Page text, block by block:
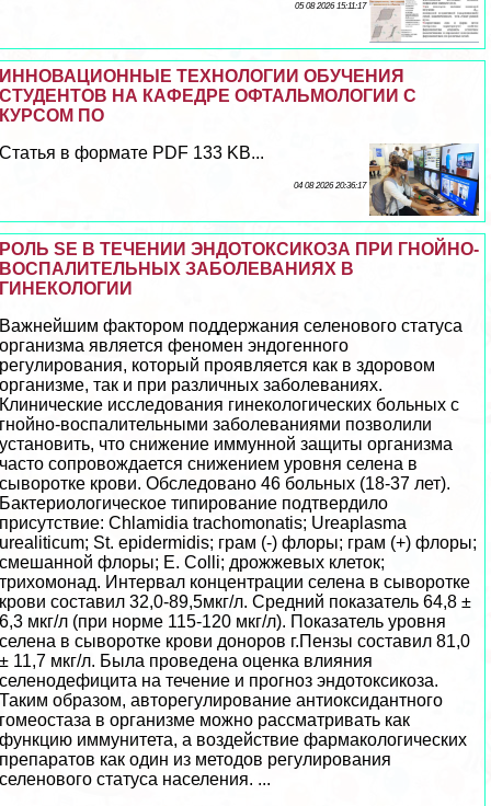
05 08 2026 15:11:17
ИННОВАЦИОННЫЕ ТЕХНОЛОГИИ ОБУЧЕНИЯ
СТУДЕНТОВ НА КАФЕДРЕ ОФТАЛЬМОЛОГИИ С
КУРСОМ ПО
Статья в формате PDF 133 KB...
04 08 2026 20:36:17
РОЛЬ SE В ТЕЧЕНИИ ЭНДОТОКСИКОЗА ПРИ ГНОЙНО-
ВОСПАЛИТЕЛЬНЫХ ЗАБОЛЕВАНИЯХ В
ГИНЕКОЛОГИИ
Важнейшим фактором поддержания селенового статуса
организма является феномен эндогенного
регулирования, который проявляется как в здоровом
организме, так и при различных заболеваниях.
Клинические исследования гинекологических больных с
гнойно-воспалительными заболеваниями позволили
установить, что снижение иммунной защиты организма
часто сопровождается снижением уровня селена в
сыворотке крови. Обследовано 46 больных (18-37 лет).
Бактериологическое типирование подтвердило
присутствие: Chlamidia trachomonatis; Ureaplasma
urealiticum; St. epidermidis; грам (-) флоры; грам (+) флоры;
смешанной флоры; E. Colli; дрожжевых клеток;
трихомонад. Интервал концентрации селена в сыворотке
крови составил 32,0-89,5мкг/л. Средний показатель 64,8 ±
6,3 мкг/л (при норме 115-120 мкг/л). Показатель уровня
селена в сыворотке крови доноров г.Пензы составил 81,0
± 11,7 мкг/л. Была проведена оценка влияния
селенодефицита на течение и прогноз эндотоксикоза.
Таким образом, авторегулирование антиоксидантного
гомеостаза в организме можно рассматривать как
функцию иммунитета, а воздействие фармакологических
препаратов как один из методов регулирования
селенового статуса населения. ...